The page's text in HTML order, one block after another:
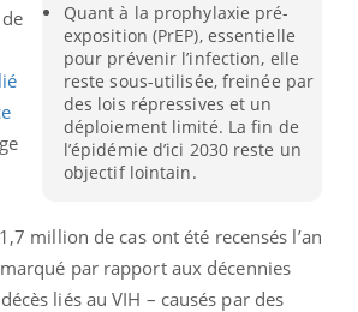
Quant à la prophylaxie pré-
exposition (PrEP), essentielle
pour prévenir l’infection, elle
reste sous-utilisée, freinée par
des lois répressives et un
déploiement limité. La fin de
l’épidémie d’ici 2030 reste un
objectif lointain.
million de cas ont été recensés l’an
par rapport aux décennies
liés au VIH – causés par des